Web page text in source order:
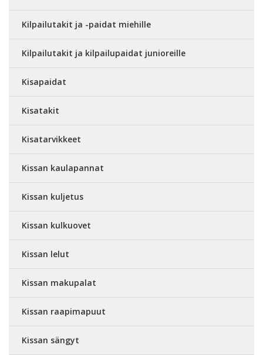
Kilpailutakit ja -paidat miehille
Kilpailutakit ja kilpailupaidat junioreille
Kisapaidat
Kisatakit
Kisatarvikkeet
Kissan kaulapannat
Kissan kuljetus
Kissan kulkuovet
Kissan lelut
Kissan makupalat
Kissan raapimapuut
Kissan sängyt